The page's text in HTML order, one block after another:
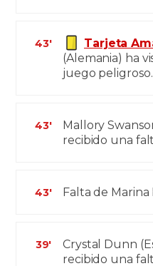
43' Tarjeta
(Alemania) ha
juego peligroso.
43'
Mallory
recibido una
43' Falta de
39'
Crystal Dunn
recibido una